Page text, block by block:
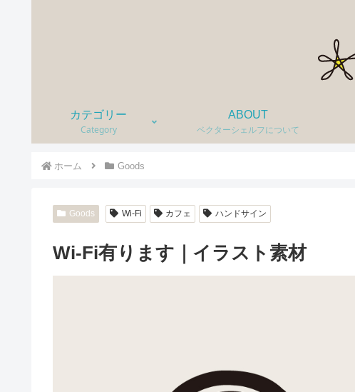
カテゴリー
Category
ABOUT
ベクターシェルフについて
ホーム Goods
Goods Wi-Fi カフェ ハンドサイン
Wi-Fi有ります｜イラスト素材